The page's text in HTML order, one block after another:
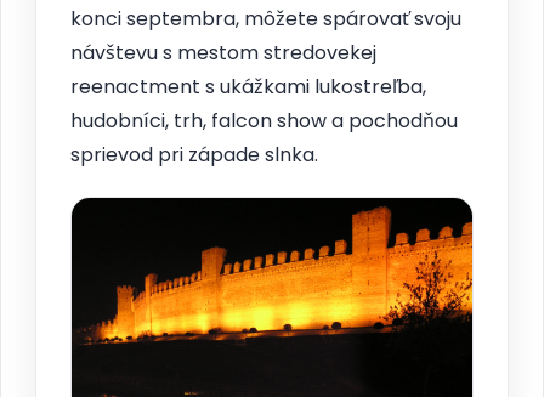
konci septembra, môžete spárovať svoju
návštevu s mestom stredovekej
reenactment s ukážkami lukostreľba,
hudobníci, trh, falcon show a pochodňou
sprievod pri západe slnka.